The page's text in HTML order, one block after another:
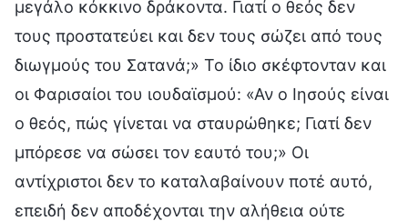
μεγάλο κόκκινο δράκοντα. Γιατί ο θεός δεν
τους προστατεύει και δεν τους σώζει από τους
διωγμούς του Σατανά;» Το ίδιο σκέφτονταν και
οι Φαρισαίοι του ιουδαϊσμού: «Αν ο Ιησούς είναι
ο θεός, πώς γίνεται να σταυρώθηκε; Γιατί δεν
μπόρεσε να σώσει τον εαυτό του;» Οι
αντίχριστοι δεν το καταλαβαίνουν ποτέ αυτό,
επειδή δεν αποδέχονται την αλήθεια ούτε